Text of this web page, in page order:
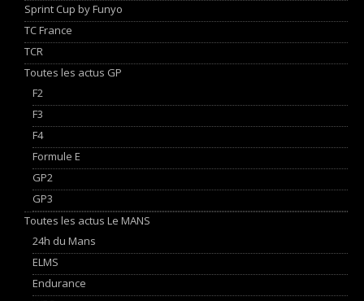
Sprint Cup by Funyo
TC France
TCR
Toutes les actus GP
F2
F3
F4
Formule E
GP2
GP3
Toutes les actus Le MANS
24h du Mans
ELMS
Endurance